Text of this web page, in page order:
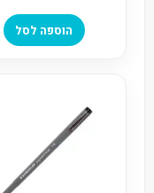
הוספה לסל